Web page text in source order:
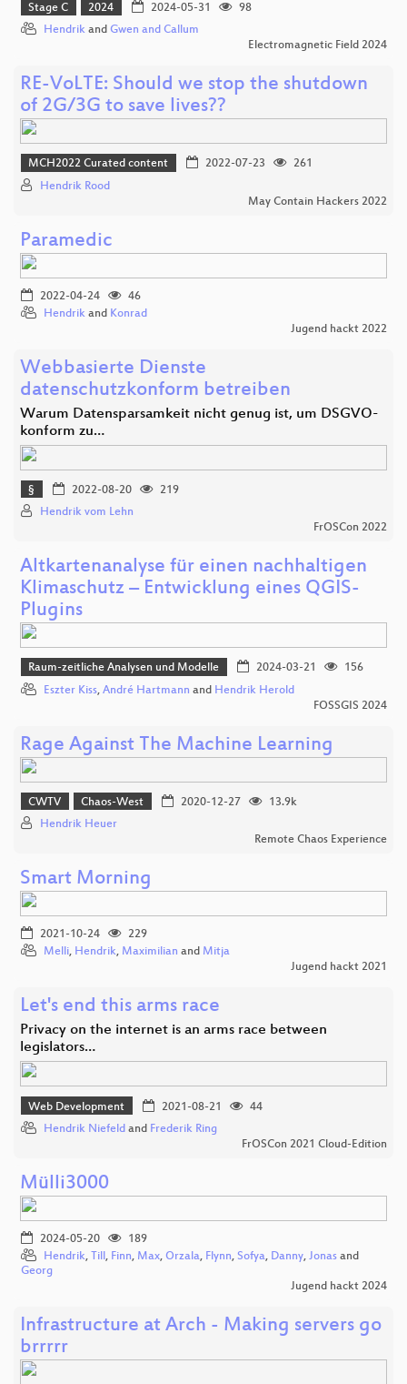
Stage C 2024 2024-05-31
98
Hendrik and Gwen and Callum
Electromagnetic Field 2024
RE-VoLTE: Should we stop the shutdown
of 2G/3G to save lives??
MCH2022 Curated content 2022-07-23
261
Hendrik Rood
May Contain Hackers 2022
Paramedic
2022-04-24
46
Hendrik and Konrad
Jugend hackt 2022
Webbasierte Dienste
datenschutzkonform betreiben
Warum Datensparsamkeit nicht genug ist, um DSGVO-
konform zu…
§ 2022-08-20
219
Hendrik vom Lehn
FrOSCon 2022
Altkartenanalyse für einen nachhaltigen
Klimaschutz – Entwicklung eines QGIS-
Plugins
Raum-zeitliche Analysen und Modelle 2024-03-21
156
Eszter Kiss, André Hartmann and Hendrik Herold
FOSSGIS 2024
Rage Against The Machine Learning
CWTV Chaos-West 2020-12-27
13.9k
Hendrik Heuer
Remote Chaos Experience
Smart Morning
2021-10-24
229
Melli, Hendrik, Maximilian and Mitja
Jugend hackt 2021
Let's end this arms race
Privacy on the internet is an arms race between
legislators…
Web Development 2021-08-21
44
Hendrik Niefeld and Frederik Ring
FrOSCon 2021 Cloud-Edition
Mülli3000
2024-05-20
189
Hendrik, Till, Finn, Max, Orzala, Flynn, Sofya, Danny, Jonas and
Georg
Jugend hackt 2024
Infrastructure at Arch - Making servers go
brrrrr